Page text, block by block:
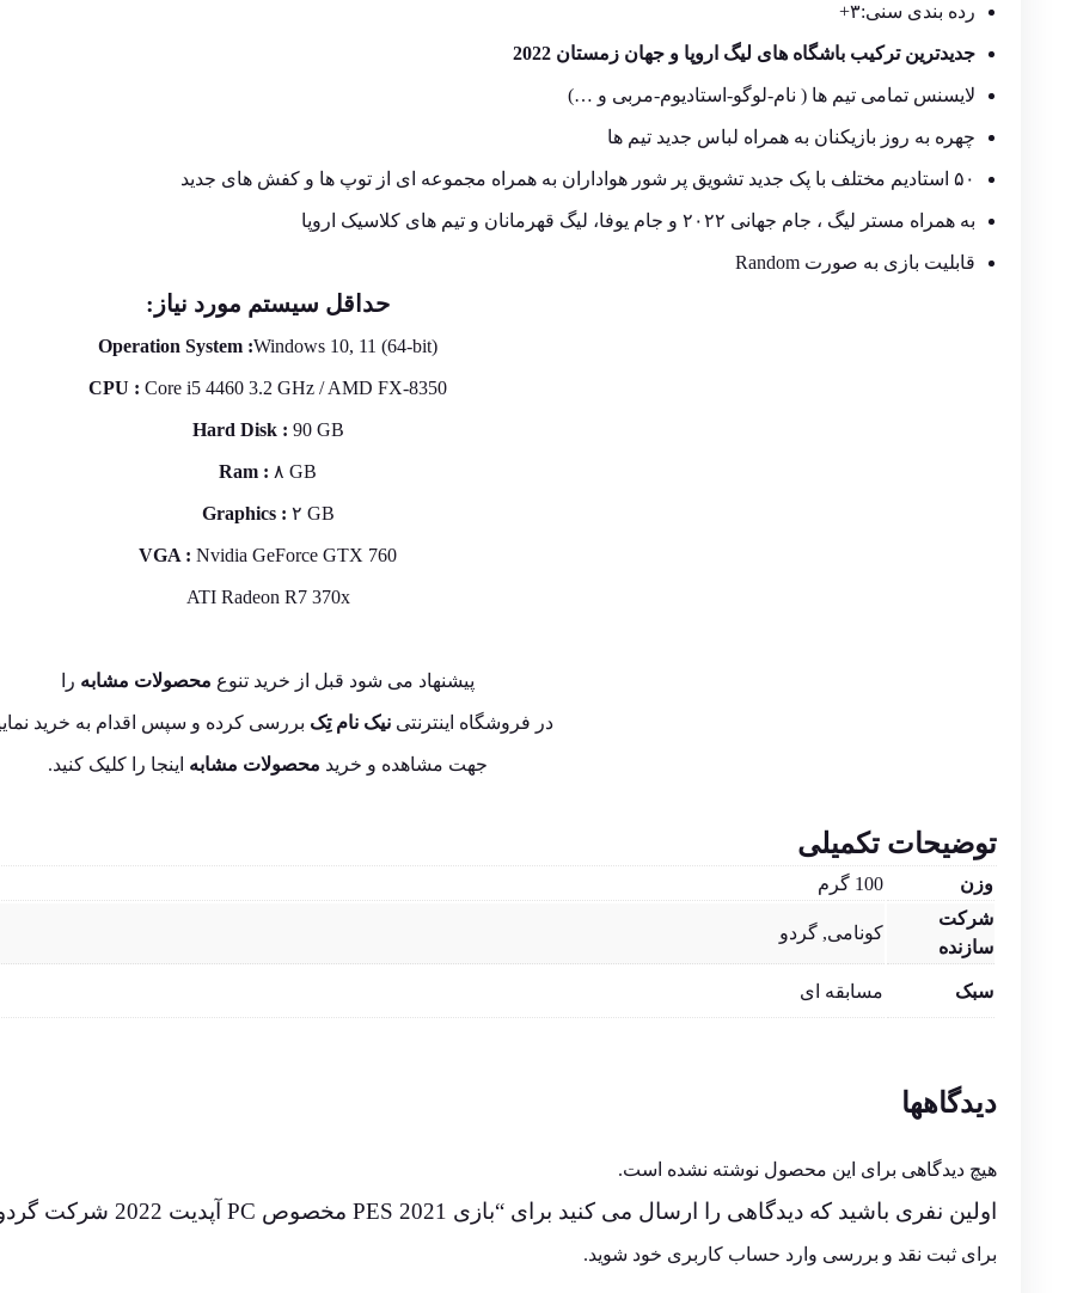
رده بندی سنی:۳+
جدیدترین ترکیب باشگاه های لیگ اروپا و جهان زمستان 2022
لایسنس تمامی تیم ها ( نام-لوگو-استادیوم-مربی و …)
چهره به روز بازیکنان به همراه لباس جدید تیم ها
۵۰ استادیم مختلف با پک جدید تشویق پر شور هواداران به همراه مجموعه ای از توپ ها و کفش های جدید
به همراه مستر لیگ ، جام جهانی ۲۰۲۲ و جام یوفا، لیگ قهرمانان و تیم های کلاسیک اروپا
قابلیت بازی به صورت Random
حداقل سیستم مورد نیاز:
(
Operation System :Windows 10, 11 (64-bit
CPU : Core i5 4460 3.2 GHz / AMD FX-8350
Hard Disk : 90 GB
Ram : ۸ GB
Graphics : ۲ GB
VGA : Nvidia GeForce GTX 760
ATI Radeon R7 370x
پیشنهاد می شود قبل از خرید تنوع محصولات مشابه را
در فروشگاه اینترنتی نیک نام تِک بررسی کرده و سپس اقدام به خرید
جهت مشاهده و خرید محصولات مشابه اینجا را کلیک کنید.
توضیحات تکمیلی
وزن
100 گرم
شرکت
سازنده
کونامی, گردو
سبک مسابقه ای
دیدگاهها
هیچ دیدگاهی برای این محصول نوشته نشده است.
اولین نفری باشید که دیدگاهی را ارسال می کنید برای “بازی PES 2021 مخصوص PC آپدیت 2022 شرکت گردو”
برای ثبت نقد و بررسی وارد حساب کاربری خود شوید.